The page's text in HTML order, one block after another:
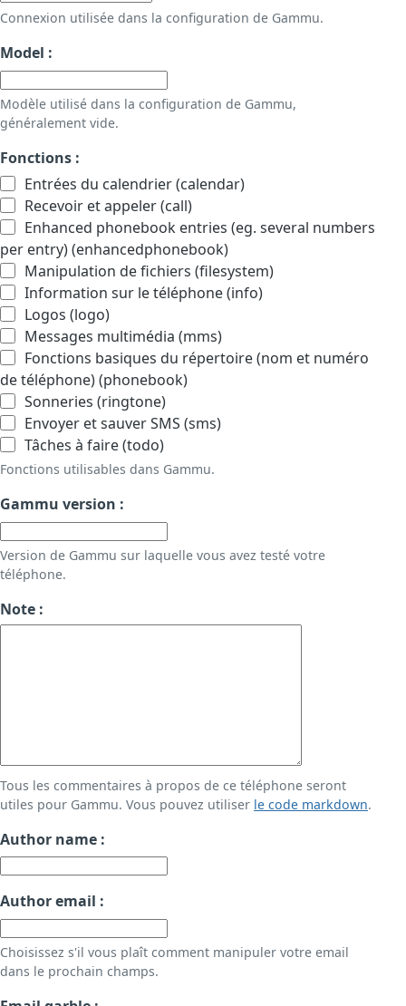
Connexion utilisée dans la configuration de Gammu.
Model :
Modèle utilisé dans la configuration de Gammu,
généralement vide.
Fonctions :
Entrées du calendrier (calendar)
Recevoir et appeler (call)
Enhanced phonebook entries (eg. several numbers
per entry) (enhancedphonebook)
Manipulation de fichiers (filesystem)
Information sur le téléphone (info)
Logos (logo)
Messages multimédia (mms)
Fonctions basiques du répertoire (nom et numéro
de téléphone) (phonebook)
Sonneries (ringtone)
Envoyer et sauver SMS (sms)
Tâches à faire (todo)
Fonctions utilisables dans Gammu.
Gammu version :
Version de Gammu sur laquelle vous avez testé votre
téléphone.
Note :
Tous les commentaires à propos de ce téléphone seront
utiles pour Gammu. Vous pouvez utiliser le code markdown.
Author name :
Author email :
Choisissez s'il vous plaît comment manipuler votre email
dans le prochain champs.